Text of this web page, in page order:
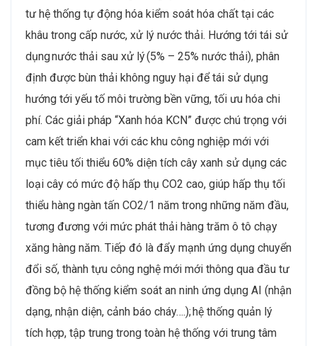
tư hệ thống tự động hóa kiểm soát hóa chất tại các
khâu trong cấp nước, xử lý nước thải. Hướng tới tái sử
dụng nước thải sau xử lý (5% – 25% nước thải), phân
định được bùn thải không nguy hại để tái sử dụng
hướng tới yếu tố môi trường bền vững, tối ưu hóa chi
phí. Các giải pháp “Xanh hóa KCN” được chú trọng với
cam kết triển khai với các khu công nghiệp mới với
mục tiêu tối thiểu 60% diện tích cây xanh sử dụng các
loại cây có mức độ hấp thụ CO2 cao, giúp hấp thụ tối
thiểu hàng ngàn tấn CO2/1 năm trong những năm đầu,
tương đương với mức phát thải hàng trăm ô tô chạy
xăng hàng năm. Tiếp đó là đẩy mạnh ứng dụng chuyển
đổi số, thành tựu công nghệ mới mới thông qua đầu tư
đồng bộ hệ thống kiểm soát an ninh ứng dụng AI (nhận
dạng, nhận diện, cảnh báo cháy….); hệ thống quản lý
tích hợp, tập trung trong toàn hệ thống với trung tâm